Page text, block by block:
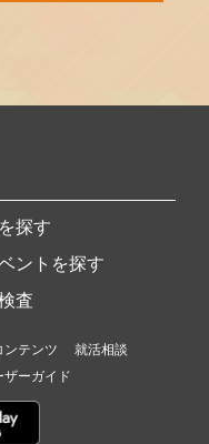
探す
ントを探す
査
ンテンツ
就活相談
ザーガイド